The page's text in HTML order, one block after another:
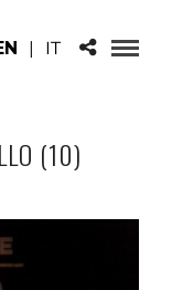
| IT
(10)